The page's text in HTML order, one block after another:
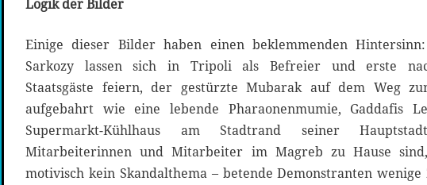
Logik der Bilder
Einige dieser Bilder haben einen beklemmenden
Sarkozy lassen sich in Tripoli als Befreier und erste
Staatsgäste feiern, der gestürzte Mubarak auf dem Weg
aufgebahrt wie eine lebende Pharaonenmumie, Gaddafis
Supermarkt-Kühlhaus am Stadtrand seiner
Mitarbeiterinnen und Mitarbeiter im Magreb zu Hause
motivisch kein Skandalthema – betende Demonstranten